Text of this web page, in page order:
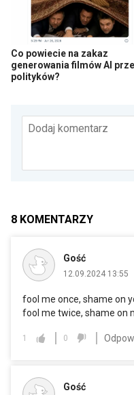
Co powiecie na zakaz
generowania filmów AI
polityków?
Dodaj komentarz
8 KOMENTARZY
Gość
12.09.2024 13:55
fool me once, shame on
fool me twice, shame on
1 0
Gość